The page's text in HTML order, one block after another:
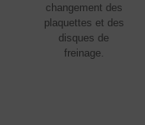
changement des
plaquettes et des
disques de
freinage.